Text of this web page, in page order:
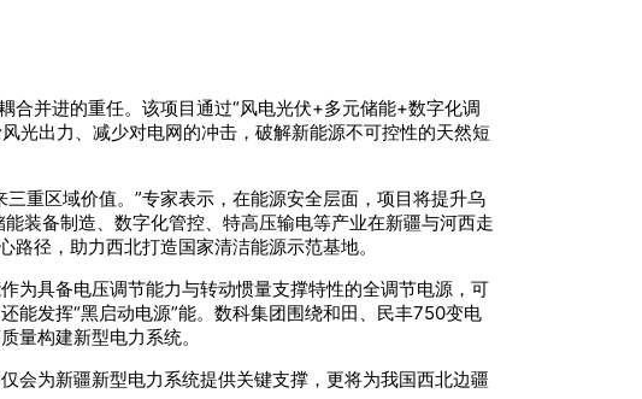
合并进的重任。该项目通过“风电光伏+多元储能+数字化调
光出力、减少对电网的冲击，破解新能源不可控性的天然短
重区域价值。”专家表示，在能源安全层面，项目将提升乌
装备制造、数字化管控、特高压输电等产业在新疆与河西走
径，助力西北打造国家清洁能源示范基地。
为具备电压调节能力与转动惯量支撑特性的全调节电源，可
能发挥“黑启动电源”能。数科集团围绕和田、民丰750变电
量构建新型电力系统。
会为新疆新型电力系统提供关键支撑，更将为我国西北边疆